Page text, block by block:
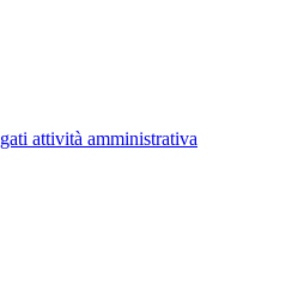
attività amministrativa